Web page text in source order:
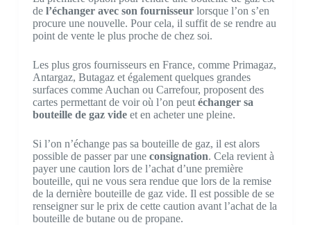
de l’échanger avec son fournisseurlorsque l’on s’en
procure une nouvelle. Pour cela, il suffit de se rendre au
point de vente le plus proche de chez soi.
Les plus gros fournisseurs en France, comme Primagaz,
Antargaz, Butagaz et également quelques grandes
surfaces comme Auchan ou Carrefour, proposent des
cartes permettant de voir où l’on peut échanger sa
bouteille de gaz videet en acheter une pleine.
Si l’on n’échange pas sa bouteille de gaz, il est alors
possible de passer par une consignation. Cela revient à
payer une caution lors de l’achat d’une première
bouteille, qui ne vous sera rendue que lors de la remise
de la dernière bouteille de gaz vide. Il est possible de se
renseigner sur le prix de cette caution avant l’achat de la
bouteille de butane ou de propane.